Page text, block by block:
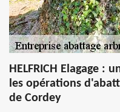
HELFRICH Elagage :
les opérations
de Cordey